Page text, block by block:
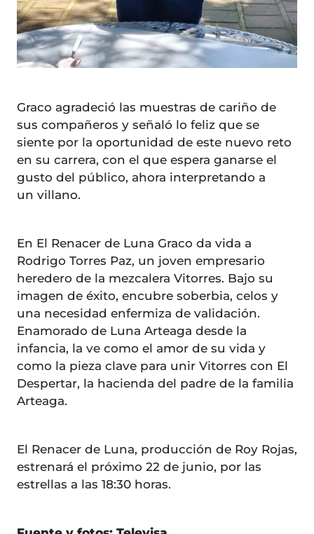
Graco agradeció las muestras de cariño de
sus compañeros y señaló lo feliz que se
siente por la oportunidad de este nuevo reto
en su carrera, con el que espera ganarse el
gusto del público, ahora interpretando a
un villano.
En El Renacer de Luna Graco da vida a
Rodrigo Torres Paz, un joven empresario
heredero de la mezcalera Vitorres. Bajo su
imagen de éxito, encubre soberbia, celos y
una necesidad enfermiza de validación.
Enamorado de Luna Arteaga desde la
infancia, la ve como el amor de su vida y
como la pieza clave para unir Vitorres con El
Despertar, la hacienda del padre de la familia
Arteaga.
El Renacer de Luna, producción de Roy Rojas,
estrenará el próximo 22 de junio, por las
estrellas a las 18:30 horas.